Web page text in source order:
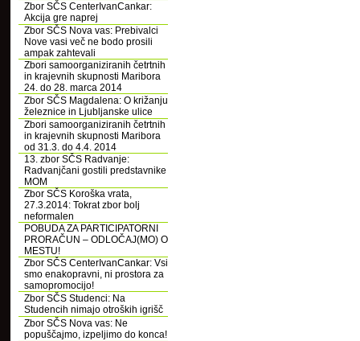
Zbor SČS CenterIvanCankar:
Akcija gre naprej
Zbor SČS Nova vas: Prebivalci
Nove vasi več ne bodo prosili
ampak zahtevali
Zbori samoorganiziranih četrtnih
in krajevnih skupnosti Maribora
24. do 28. marca 2014
Zbor SČS Magdalena: O križanju
železnice in Ljubljanske ulice
Zbori samoorganiziranih četrtnih
in krajevnih skupnosti Maribora
od 31.3. do 4.4. 2014
13. zbor SČS Radvanje:
Radvanjčani gostili predstavnike
MOM
Zbor SČS Koroška vrata,
27.3.2014: Tokrat zbor bolj
neformalen
POBUDA ZA PARTICIPATORNI
PRORAČUN – ODLOČAJ(MO) O
MESTU!
Zbor SČS CenterIvanCankar: Vsi
smo enakopravni, ni prostora za
samopromocijo!
Zbor SČS Studenci: Na
Studencih nimajo otroških igrišč
Zbor SČS Nova vas: Ne
popuščajmo, izpeljimo do konca!